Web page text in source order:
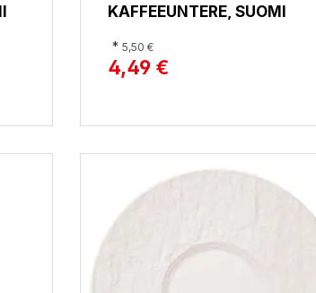
KAFFEEUNTERE, SUOMI
* 5,50 €
4,49 €